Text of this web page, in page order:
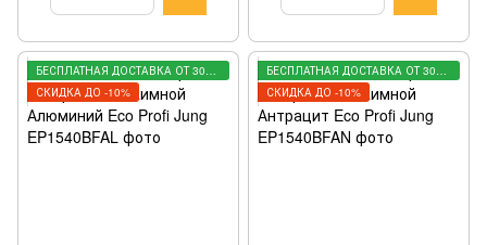
БЕСПЛАТНАЯ ДОСТАВКА ОТ 3000 ГРН
СКИДКА ДО -10%
БЕСПЛАТНАЯ ДОСТАВКА ОТ 3000 ГРН
СКИДКА ДО -10%